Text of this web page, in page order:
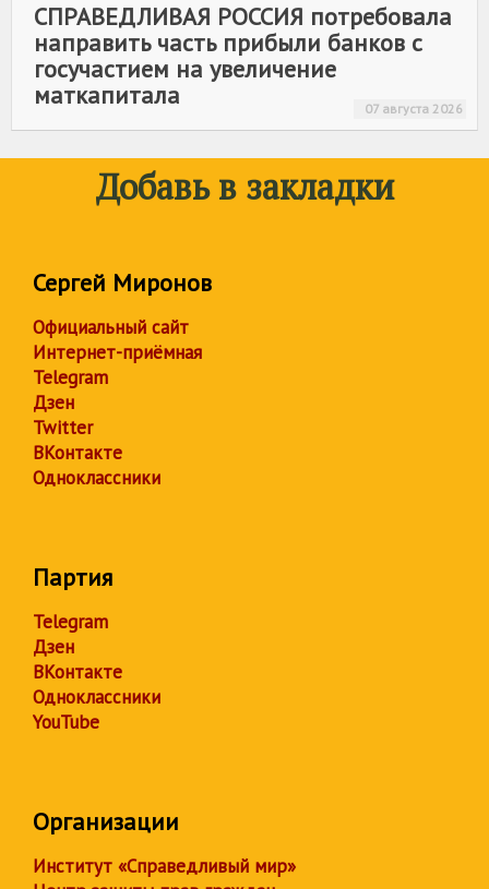
СПРАВЕДЛИВАЯ РОССИЯ потребовала
направить часть прибыли банков с
госучастием на увеличение
маткапитала
07 августа 2026
Добавь в закладки
Сергей Миронов
Официальный сайт
Интернет-приёмная
Telegram
Дзен
Twitter
ВКонтакте
Одноклассники
Партия
Telegram
Дзен
ВКонтакте
Одноклассники
YouTube
Организации
Институт «Справедливый мир»